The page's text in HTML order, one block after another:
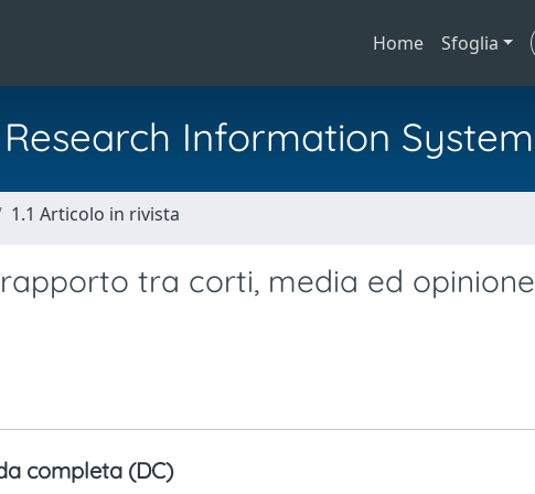
Home Sfoglia
Information System
1.1 Articolo in rivista
tra corti, media ed opinione
completa (DC)